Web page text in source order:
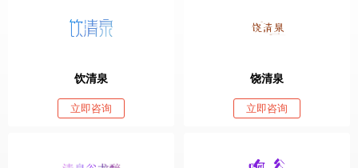
饮清泉
立即咨询
饶清泉
立即咨询